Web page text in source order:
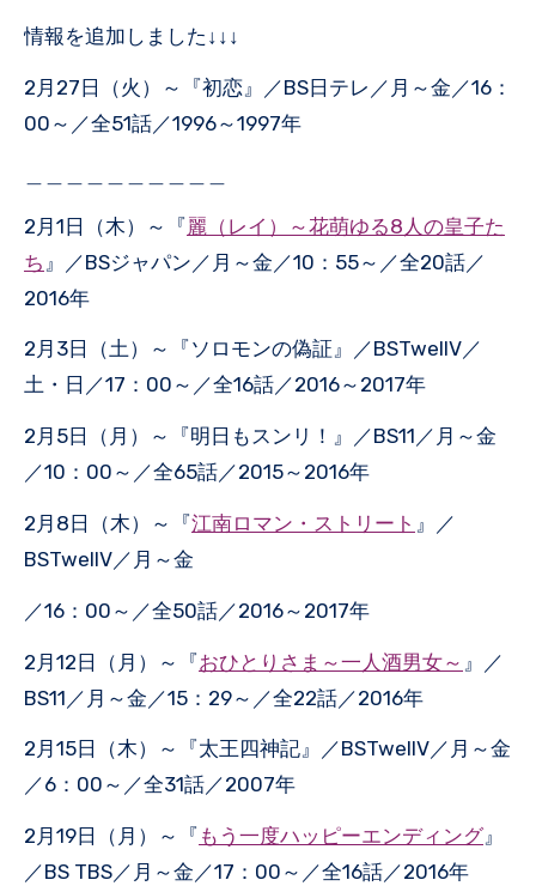
情報を追加しました↓↓↓
2月27日（火）～『初恋』／BS日テレ／月～金／16：
00～／全51話／1996～1997年
2月1日（木）～『麗（レイ）～花萌ゆる8人の皇子た
ち 』／BSジャパン／月～金／10：55～／全20話／
2016年
2月3日（土）～『ソロモンの偽証』／BSTwellV／
土・日／17：00～／全16話／2016～2017年
2月5日（月）～『明日もスンリ！』／BS11／月～金
／10：00～／全65話／2015～2016年
2月8日（木）～『江南ロマン・ストリート 』／
BSTwellV／月～金
／16：00～／全50話／2016～2017年
2月12日（月）～『おひとりさま～一人酒男女～ 』／
BS11／月～金／15：29～／全22話／2016年
2月15日（木）～『太王四神記』／BSTwellV／月～金
／6：00～／全31話／2007年
2月19日（月）～『 もう一度ハッピーエンディング』
／BS TBS／月～金／17：00～／全16話／2016年